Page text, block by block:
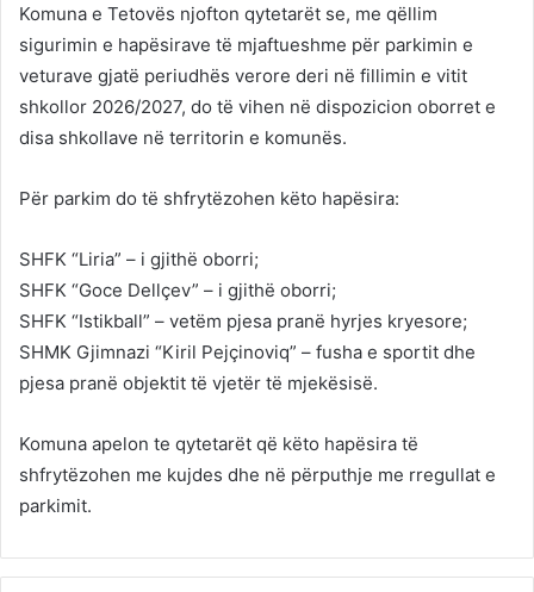
Komuna e Tetovës njofton qytetarët se, me qëllim
sigurimin e hapësirave të mjaftueshme për parkimin e
veturave gjatë periudhës verore deri në fillimin e vitit
shkollor 2026/2027, do të vihen në dispozicion oborret e
disa shkollave në territorin e komunës.
Për parkim do të shfrytëzohen këto hapësira:
SHFK “Liria” – i gjithë oborri;
SHFK “Goce Dellçev” – i gjithë oborri;
SHFK “Istikball” – vetëm pjesa pranë hyrjes kryesore;
SHMK Gjimnazi “Kiril Pejçinoviq” – fusha e sportit dhe
pjesa pranë objektit të vjetër të mjekësisë.
Komuna apelon te qytetarët që këto hapësira të
shfrytëzohen me kujdes dhe në përputhje me rregullat e
parkimit.